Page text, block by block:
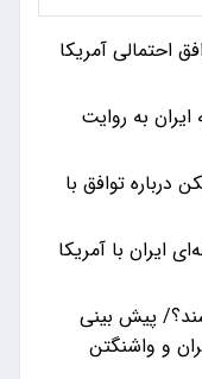
احتمالی آمریکا
به روایت
درباره توافق با
ایران با آمریکا
پیش بینی
و واشنگتن